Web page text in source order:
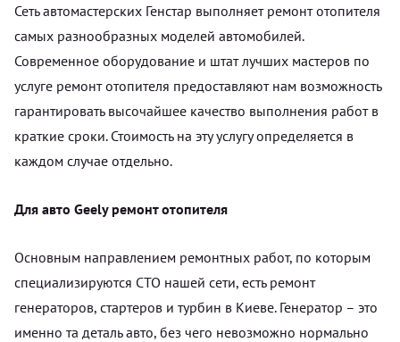
Сеть автомастерских Генстар выполняет ремонт отопителя
самых разнообразных моделей автомобилей.
Современное оборудование и штат лучших мастеров по
услуге ремонт отопителя предоставляют нам возможность
гарантировать высочайшее качество выполнения работ в
краткие сроки. Стоимость на эту услугу определяется в
каждом случае отдельно.
Для авто Geely ремонт отопителя
Основным направлением ремонтных работ, по которым
специализируются СТО нашей сети, есть ремонт
генераторов, стартеров и турбин в Киеве. Генератор – это
именно та деталь авто, без чего невозможно нормально